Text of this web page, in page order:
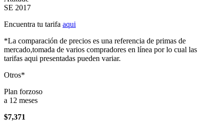
SE 2017
Encuentra tu tarifa aqui
*La comparación de precios es una referencia de primas de
mercado,tomada de varios compradores en línea por lo cual las
tarifas aqui presentadas pueden variar.
Otros*
Plan forzoso
a 12 meses
$7,371